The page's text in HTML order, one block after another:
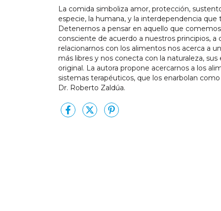
La comida simboliza amor, protección,
especie, la humana, y la interdependencia
Detenernos a pensar en aquello que
consciente de acuerdo a nuestros principios,
relacionarnos con los alimentos nos acerca a
más libres y nos conecta con la naturaleza,
original. La autora propone acercarnos a los
sistemas terapéuticos, que los enarbolan
Dr. Roberto Zaldúa.